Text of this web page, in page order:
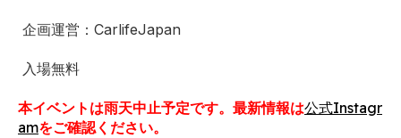
企画運営：CarlifeJapan
入場無料
本イベントは雨天中止予定です。最新情報は公式Instagr
amをご確認ください。